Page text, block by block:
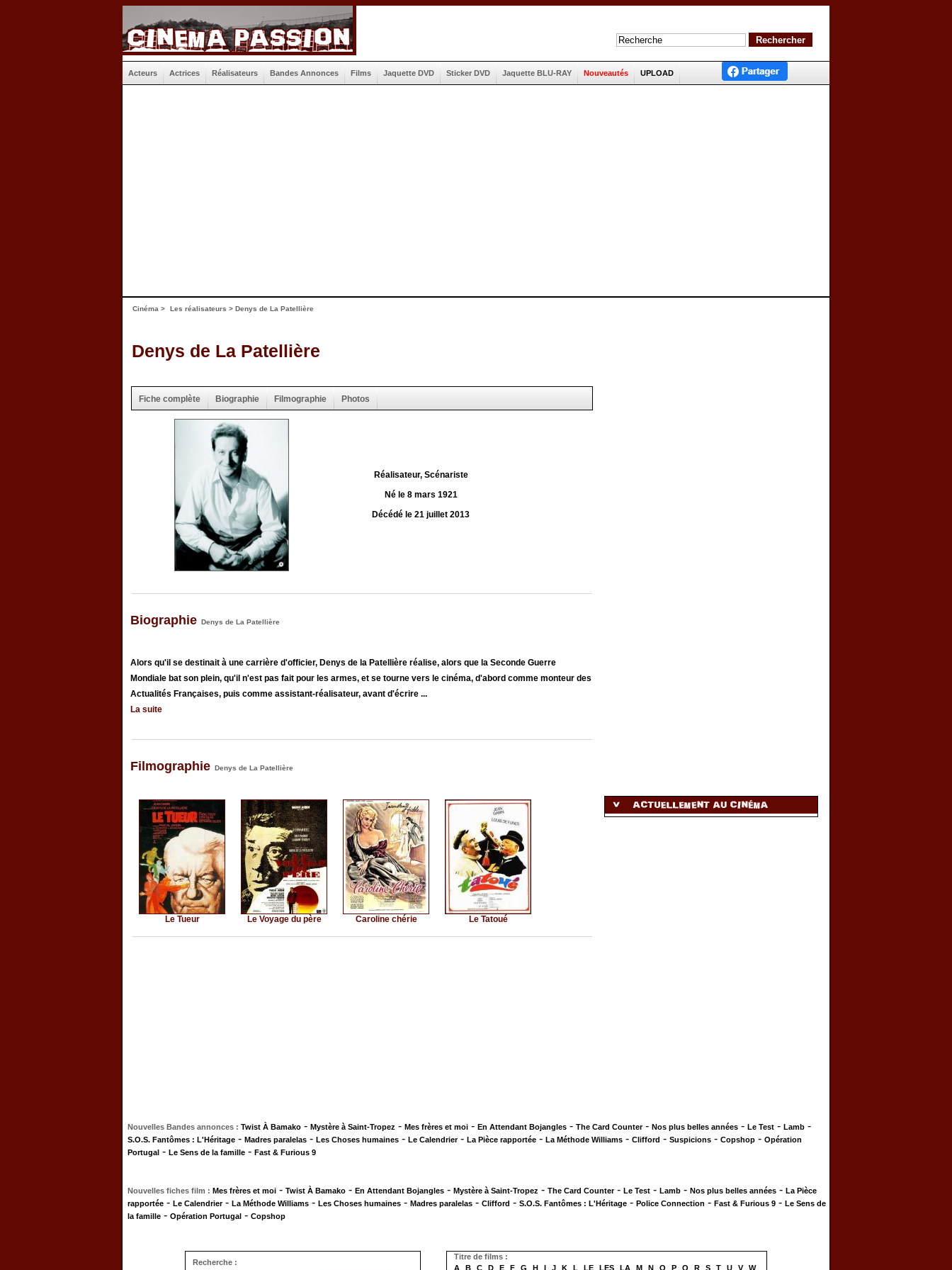
Acteurs Actrices Réalisateurs Bandes Annonces Films Jaquette DVD Sticker DVD Jaquette BLU-RAY Nouveautés UPLOAD
Cinéma > Les réalisateurs > Denys de La Patellière
Denys de La Patellière
Fiche complète Biographie Filmographie Photos
Réalisateur, Scénariste
Né le 8 mars 1921
Décédé le 21 juillet 2013
Biographie Denys de La Patellière
Alors qu'il se destinait à une carrière d'officier, Denys de la Patellière réalise, alors que la Seconde Guerre
Mondiale bat son plein, qu'il n'est pas fait pour les armes, et se tourne vers le cinéma, d'abord comme monteur des
Actualités Françaises, puis comme assistant-réalisateur, avant d'écrire ...
La suite
Filmographie Denys de La Patellière
Le Tueur Le Voyage du père Caroline chérie Le Tatoué
Nouvelles Bandes annonces : Twist À Bamako - Mystère à Saint-Tropez - Mes frères et moi - En Attendant Bojangles - The Card Counter- Nos plus belles années - Le Test - Lamb -
S.O.S. Fantômes : L'Héritage - Madres paralelas - Les Choses humaines - Le Calendrier- La Pièce rapportée - La Méthode Williams - Clifford - Suspicions - Copshop - Opération
Portugal - Le Sens de la famille - Fast & Furious 9
Nouvelles fiches film : Mes frères et moi - Twist À Bamako - En Attendant Bojangles - Mystère à Saint-Tropez - The Card Counter- Le Test - Lamb - Nos plus belles années - La Pièce
rapportée - Le Calendrier- La Méthode Williams - Les Choses humaines - Madres paralelas - Clifford - S.O.S. Fantômes : L'Héritage - Police Connection - Fast & Furious 9 - Le Sens de
la famille - Opération Portugal - Copshop
Recherche :
Titre de films :
A
B C D E F G H I J K L LE LES LA M N O P Q R S T U V
W